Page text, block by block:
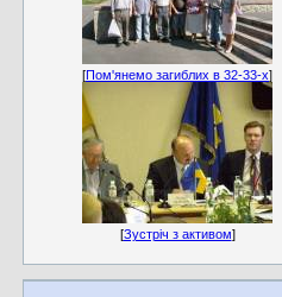
[Пом'янемо загиблих в 32-33-х]
[Зустріч з активом]